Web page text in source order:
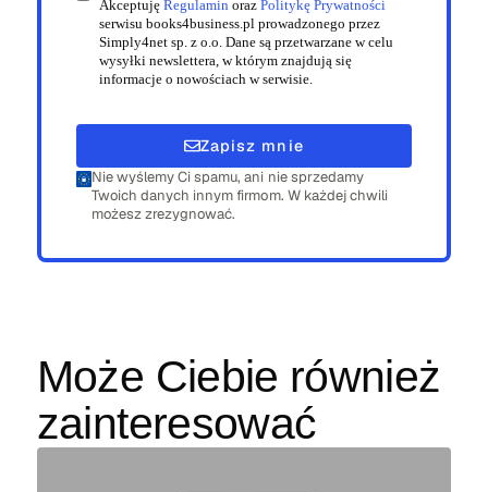
Akceptuję Regulamin oraz Politykę Prywatności
serwisu books4business.pl prowadzonego przez
Simply4net sp. z o.o. Dane są przetwarzane w celu
wysyłki newslettera, w którym znajdują się
informacje o nowościach w serwisie.
Zapisz mnie
Nie wyślemy Ci spamu, ani nie sprzedamy
Twoich danych innym firmom. W każdej chwili
możesz zrezygnować.
Może Ciebie również
zainteresować